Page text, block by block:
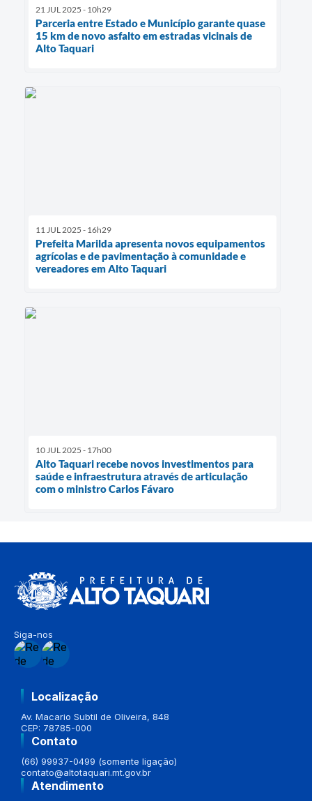
21 JUL 2025 - 10h29
Parceria entre Estado e Município garante quase
15 km de novo asfalto em estradas vicinais de
Alto Taquari
11 JUL 2025 - 16h29
Prefeita Marilda apresenta novos equipamentos
agrícolas e de pavimentação à comunidade e
vereadores em Alto Taquari
10 JUL 2025 - 17h00
Alto Taquari recebe novos investimentos para
saúde e infraestrutura através de articulação
com o ministro Carlos Fávaro
Siga-nos
Localização
Av. Macario Subtil de Oliveira, 848
CEP: 78785-000
Contato
(66) 99937-0499 (somente ligação)
contato@altotaquari.mt.gov.br
Atendimento